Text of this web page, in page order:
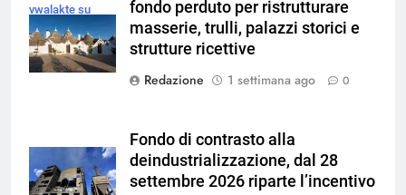
vwalakte su
Magnific
fondo perduto per ristrutturare
masserie, trulli, palazzi storici e
strutture ricettive
Redazione
1 settimana ago 0
Fondo di contrasto alla
deindustrializzazione, dal 28
settembre 2026 riparte l’incentivo